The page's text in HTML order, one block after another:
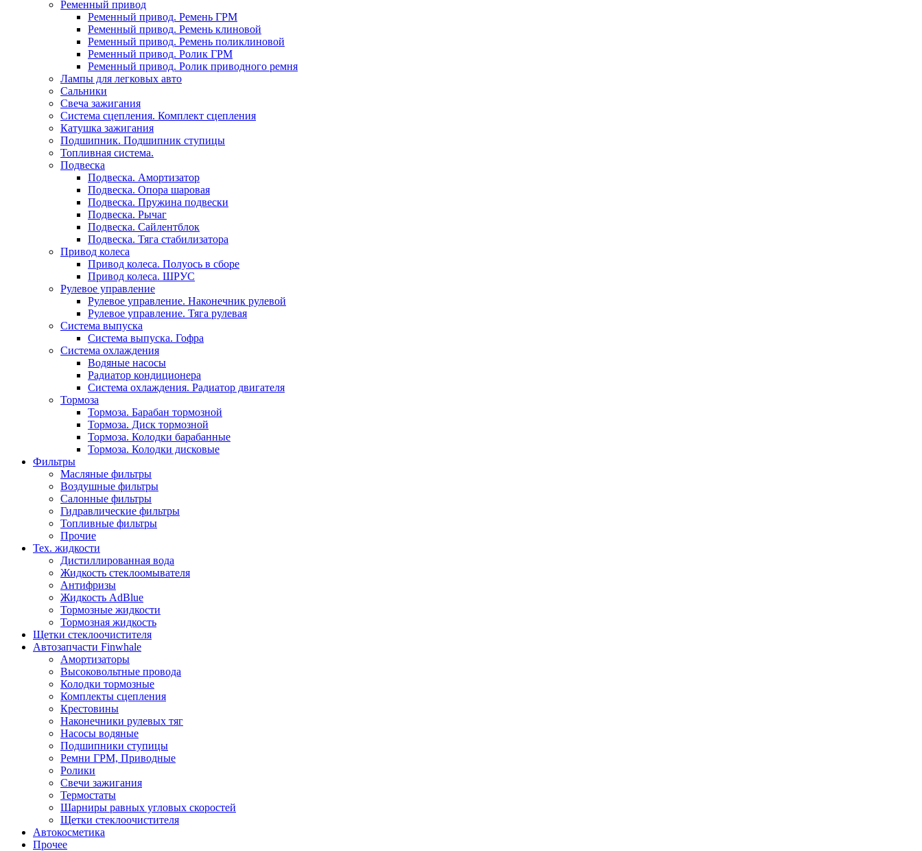
Ременный привод
Ременный привод. Ремень ГРМ
Ременный привод. Ремень клиновой
Ременный привод. Ремень поликлиновой
Ременный привод. Ролик ГРМ
Ременный привод. Ролик приводного ремня
Лампы для легковых авто
Сальники
Свеча зажигания
Система сцепления. Комплект сцепления
Катушка зажигания
Подшипник. Подшипник ступицы
Топливная система.
Подвеска
Подвеска. Амортизатор
Подвеска. Опора шаровая
Подвеска. Пружина подвески
Подвеска. Рычаг
Подвеска. Сайлентблок
Подвеска. Тяга стабилизатора
Привод колеса
Привод колеса. Полуось в сборе
Привод колеса. ШРУС
Рулевое управление
Рулевое управление. Наконечник рулевой
Рулевое управление. Тяга рулевая
Система выпуска
Система выпуска. Гофра
Система охлаждения
Водяные насосы
Радиатор кондиционера
Система охлаждения. Радиатор двигателя
Тормоза
Тормоза. Барабан тормозной
Тормоза. Диск тормозной
Тормоза. Колодки барабанные
Тормоза. Колодки дисковые
Фильтры
Масляные фильтры
Воздушные фильтры
Салонные фильтры
Гидравлические фильтры
Топливные фильтры
Прочие
Тех. жидкости
Дистиллированная вода
Жидкость стеклоомывателя
Антифризы
Жидкость AdBlue
Тормозные жидкости
Тормозная жидкость
Щетки стеклоочистителя
Автозапчасти Finwhale
Амортизаторы
Высоковольтные провода
Колодки тормозные
Комплекты сцепления
Крестовины
Наконечники рулевых тяг
Насосы водяные
Подшипники ступицы
Ремни ГРМ, Приводные
Ролики
Свечи зажигания
Термостаты
Шарниры равных угловых скоростей
Щетки стеклоочистителя
Автокосметика
Прочее